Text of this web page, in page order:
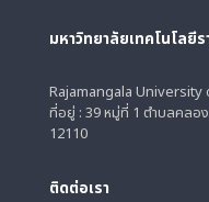
มหาวิทยาลัยเทคโนโลยี
Rajamangala
ที่อยู่ : 39 หมู่ที่ 1 ตำบลคลอ
12110
ติดต่อเรา